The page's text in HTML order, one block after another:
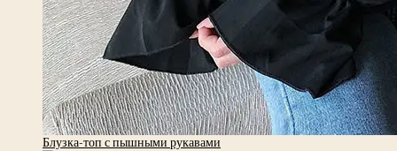
Блузка-топ с пышными рукавами